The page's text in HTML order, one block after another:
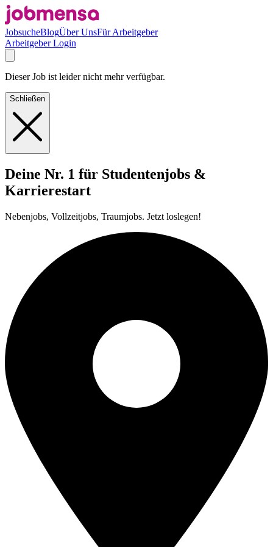
JobsucheBlogÜber UnsFür Arbeitgeber
Arbeitgeber Login
Dieser Job ist leider nicht mehr verfügbar.
Schließen
Deine Nr. 1 für Studentenjobs &
Karrierestart
Nebenjobs, Vollzeitjobs, Traumjobs. Jetzt loslegen!